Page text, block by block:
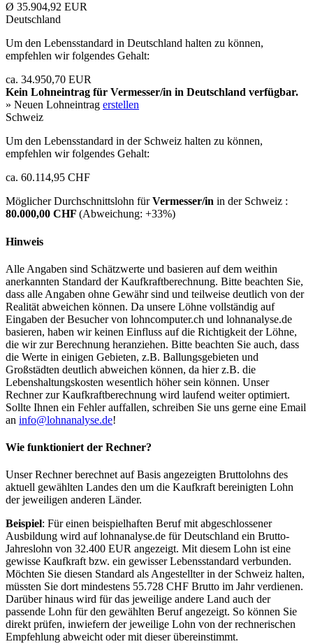
Ø 35.904,92 EUR
Deutschland
Um den Lebensstandard in Deutschland halten zu können,
empfehlen wir folgendes Gehalt:
ca. 34.950,70 EUR
Kein Lohneintrag für Vermesser/in in Deutschland verfügbar.
» Neuen Lohneintrag erstellen
Schweiz
Um den Lebensstandard in der Schweiz halten zu können,
empfehlen wir folgendes Gehalt:
ca. 60.114,95 CHF
Möglicher Durchschnittslohn fürVermesser/in in der Schweiz :
80.000,00 CHF (Abweichung: +33%)
Hinweis
Alle Angaben sind Schätzwerte und basieren auf dem weithin
anerkannten Standard der Kaufkraftberechnung. Bitte beachten Sie,
dass alle Angaben ohne Gewähr sind und teilweise deutlich von der
Realität abweichen können. Da unsere Löhne vollständig auf
Eingaben der Besucher von lohncomputer.ch und lohnanalyse.de
basieren, haben wir keinen Einfluss auf die Richtigkeit der Löhne,
die wir zur Berechnung heranziehen. Bitte beachten Sie auch, dass
die Werte in einigen Gebieten, z.B. Ballungsgebieten und
Großstädten deutlich abweichen können, da hier z.B. die
Lebenshaltungskosten wesentlich höher sein können. Unser
Rechner zur Kaufkraftberechnung wird laufend weiter optimiert.
Sollte Ihnen ein Fehler auffallen, schreiben Sie uns gerne eine Email
an info@lohnanalyse.de!
Wie funktioniert der Rechner?
Unser Rechner berechnet auf Basis angezeigten Bruttolohns des
aktuell gewählten Landes den um die Kaufkraft bereinigten Lohn
der jeweiligen anderen Länder.
Beispiel: Für einen beispielhaften Beruf mit abgeschlossener
Ausbildung wird auf lohnanalyse.de für Deutschland ein Brutto-
Jahreslohn von 32.400 EUR angezeigt. Mit diesem Lohn ist eine
gewisse Kaufkraft bzw. ein gewisser Lebensstandard verbunden.
Möchten Sie diesen Standard als Angestellter in der Schweiz halten,
müssten Sie dort mindestens 55.728 CHF Brutto im Jahr verdienen.
Darüber hinaus wird für das jeweilige andere Land auch der
passende Lohn für den gewählten Beruf angezeigt. So können Sie
direkt prüfen, inwiefern der jeweilige Lohn von der rechnerischen
Empfehlung abweicht oder mit dieser übereinstimmt.